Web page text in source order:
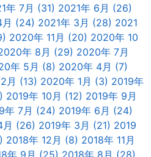
年 7月 (31) 2021年 6月 (26)
月 (24) 2021年 3月 (28) 2021
2020年 11月 (20) 2020年 10
年 8月 (29) 2020年 7月
年 5月 (8) 2020年 4月 (7)
月 (13) 2020年 1月 (3) 2019年
2019年 10月 (12) 2019年 9月
年 7月 (24) 2019年 6月 (24)
月 (26) 2019年 3月 (21) 2019
2018年 12月 (8) 2018年 11月
年 9月 (25) 2018年 8月 (28)